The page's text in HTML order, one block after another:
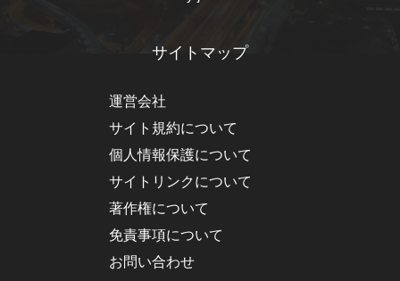
サイトマップ
運営会社
サイト規約について
個人情報保護について
サイトリンクについて
著作権について
免責事項について
お問い合わせ